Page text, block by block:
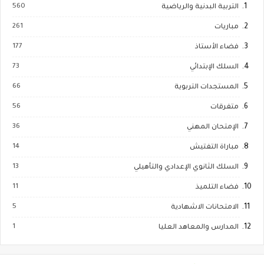
التربية البدنية والرياضية 560
مباريات 261
فضاء الأستاذ 177
السلك الإبتدائي 73
المستجدات التربوية 66
متفرقات 56
الإمتحان المهني 36
مباراة التفتيش 14
السلك الثانوي الإعدادي والتأهيلي 13
فضاء التلميذ 11
الامتحانات الاشهادية 5
المدارس والمعاهد العليا 1